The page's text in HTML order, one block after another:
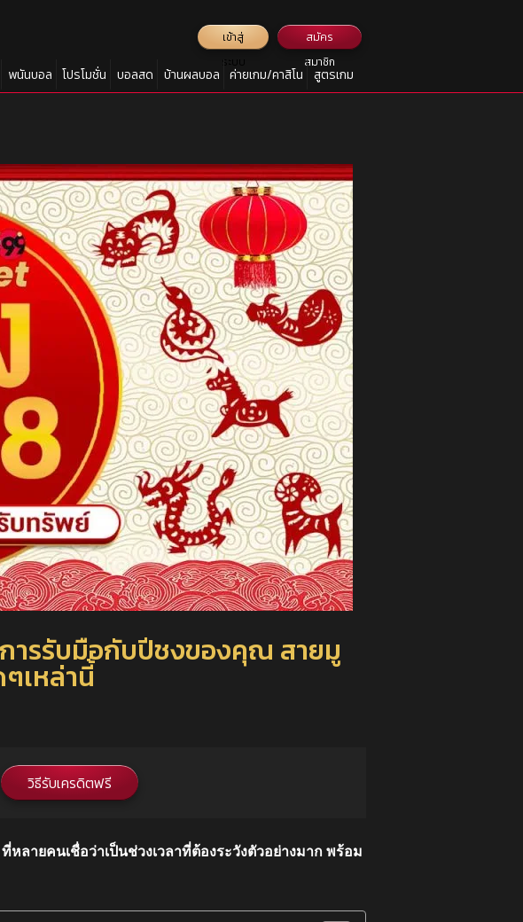
เข้าสู่
สมัคร
สมาชิก
พนันบอล โปรโมชั่น บอลสด บ้านผลบอล ค่ายเกม/คาสิโน สูตรเกม
การรับมือกับปีชงของคุณ สายมู
เหล่านี้
วิธีรับเครดิตฟรี
หลายคนเชื่อว่าเป็นช่วงเวลาที่ต้องระวังตัวอย่างมาก พร้อม